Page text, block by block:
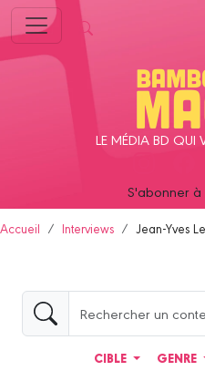
LE MÉDIA BD QUI
S'abonner
Accueil Interviews Jean-Yves
CIBLE GENRE
Panneau de gestion des cookies